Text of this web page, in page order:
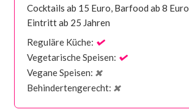
Cocktails ab 15 Euro, Barfood ab 8 Euro
Eintritt ab 25 Jahren
Reguläre Küche:
Vegetarische Speisen:
Vegane Speisen:
Behindertengerecht: